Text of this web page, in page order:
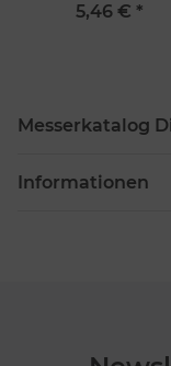
5,46 € *
Messerkatalog
Informationen